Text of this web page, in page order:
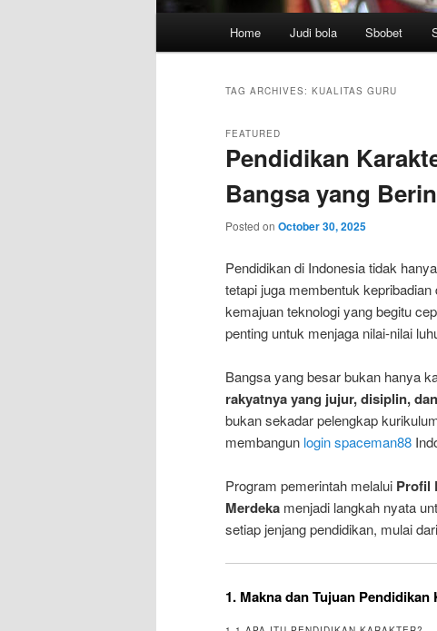
Home Judi bola Sbobet
TAG ARCHIVES: KUALITAS GURU
Pendidikan
Bangsa yang
FEATURED
Posted on October 30, 2025
Pendidikan di Indonesia tidak
tetapi juga membentuk
kemajuan teknologi yang begitu
penting untuk menjaga nilai-nilai
Bangsa yang besar bukan hanya
rakyatnya yang jujur, disiplin,
bukan sekadar pelengkap
membangun login spaceman88
Program pemerintah melalui Profil
Merdeka menjadi langkah nyata
setiap jenjang pendidikan, mulai
1. Makna dan Tujuan Pendidikan